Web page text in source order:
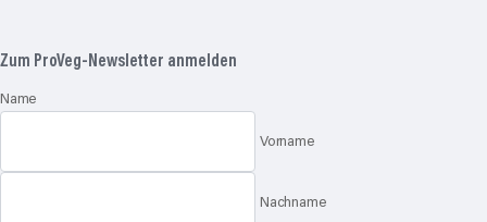
Zum ProVeg-Newsletter anmelden
Name
Vorname
Nachname